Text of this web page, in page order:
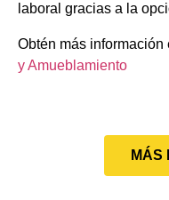
laboral gracias a la
Obtén más información
y Amueblamiento
MÁS